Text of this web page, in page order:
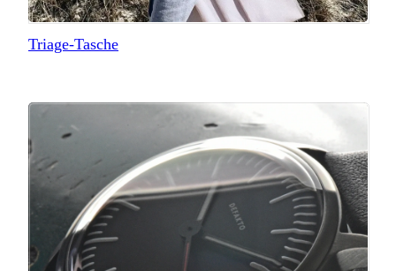
Triage-Tasche